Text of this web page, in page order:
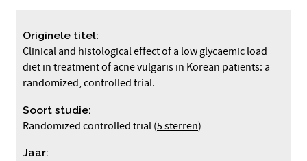
Originele titel:
Clinical and histological effect of a low glycaemic load
diet in treatment of acne vulgaris in Korean patients: a
randomized, controlled trial.
Soort studie:
Randomized controlled trial (5 sterren)
Jaar: